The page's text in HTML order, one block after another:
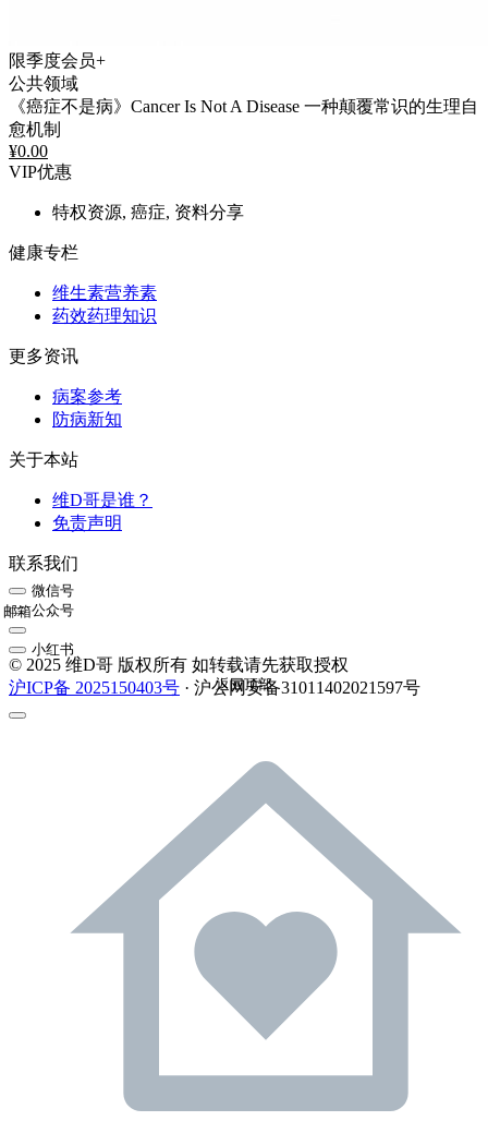
限季度会员+
公共领域
《癌症不是病》Cancer Is Not A Disease 一种颠覆常识的生理自
愈机制
¥0.00
VIP优惠
特权资源, 癌症, 资料分享
健康专栏
维生素营养素
药效药理知识
更多资讯
病案参考
防病新知
关于本站
维D哥是谁？
免责声明
联系我们
微信号
公众号
邮箱
小红书
© 2025 维D哥 版权所有 如转载请先获取授权
沪ICP备 2025150403号 · 沪公网安备31011402021597号
返回顶部